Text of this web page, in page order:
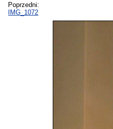
Poprzedni:
IMG_1072